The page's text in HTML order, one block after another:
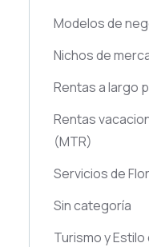
Modelos de
Nichos de
Rentas a largo
Rentas
(MTR)
Servicios de
Sin categoría
Turismo y Estilo